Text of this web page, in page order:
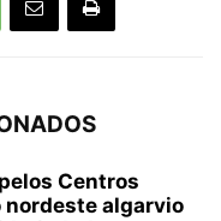
Centros
nordeste algarvio